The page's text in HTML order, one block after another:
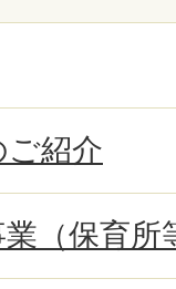
紹介
（保育所